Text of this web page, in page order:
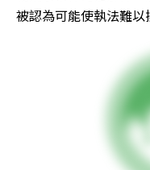
被認為可能使執法難以